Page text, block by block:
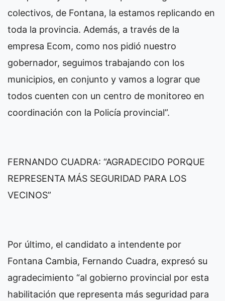
colectivos, de Fontana, la estamos replicando en
toda la provincia. Además, a través de la
empresa Ecom, como nos pidió nuestro
gobernador, seguimos trabajando con los
municipios, en conjunto y vamos a lograr que
todos cuenten con un centro de monitoreo en
coordinación con la Policía provincial”.
FERNANDO CUADRA: “AGRADECIDO PORQUE
REPRESENTA MÁS SEGURIDAD PARA LOS
VECINOS”
Por último, el candidato a intendente por
Fontana Cambia, Fernando Cuadra, expresó su
agradecimiento “al gobierno provincial por esta
habilitación que representa más seguridad para